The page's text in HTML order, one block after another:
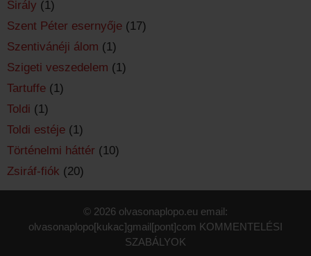
Sirály (1)
Szent Péter esernyője (17)
Szentivánéji álom (1)
Szigeti veszedelem (1)
Tartuffe (1)
Toldi (1)
Toldi estéje (1)
Történelmi háttér (10)
Zsiráf-fiók (20)
© 2026 olvasonaplopo.eu email:
olvasonaplopo[kukac]gmail[pont]com KOMMENTELÉSI
SZABÁLYOK